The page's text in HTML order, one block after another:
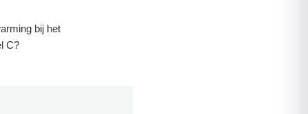
bij het
C?